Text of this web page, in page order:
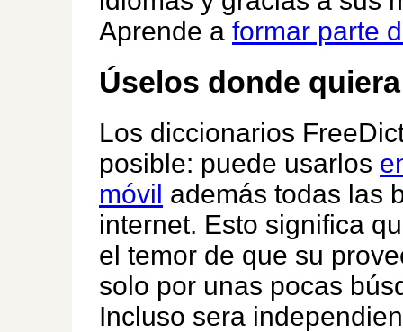
Aprende a formar parte
Úselos donde quiera
Los diccionarios
posible: puede usarlos
móvil además todas las
internet. Esto significa
el temor de que su
solo por unas pocas
Incluso sera